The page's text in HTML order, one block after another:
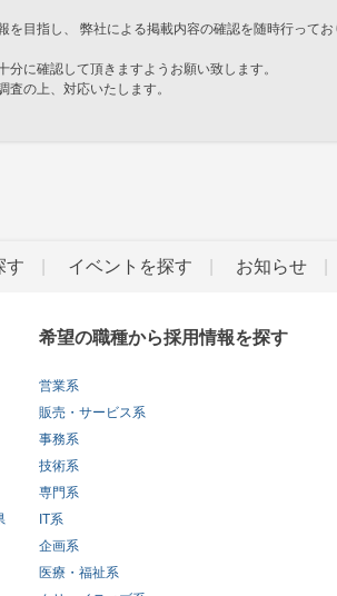
目指し、 弊社による掲載内容の確認を随時行って
に確認して頂きますようお願い致します。
の上、対応いたします。
す イベントを探す お知らせ
希望の職種から採用情報を探す
営業系
販売・サービス系
事務系
技術系
専門系
IT系
企画系
医療・福祉系